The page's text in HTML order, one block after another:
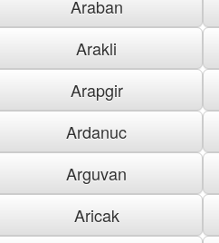
Araban
Arakli
Arapgir
Ardanuc
Arguvan
Aricak